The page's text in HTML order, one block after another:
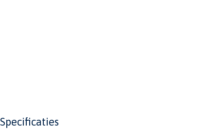
Specificaties